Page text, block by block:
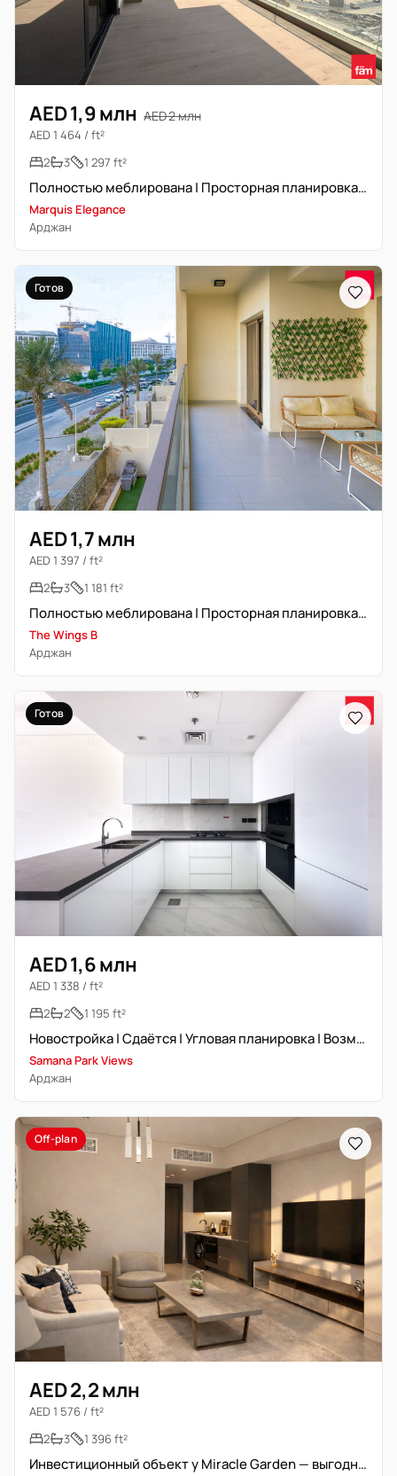
AED 1,9 млн AED 2 млн
AED 1 464 / ft²
2
3 1 297 ft²
Полностью меблирована | Просторная планировка | Подлинная перепродажа
Marquis Elegance
Арджан
Готов
AED 1,7 млн
AED 1 397 / ft²
2
3 1 181 ft²
Полностью меблирована | Просторная планировка | Премиальная локация
The Wings B
Арджан
Готов
AED 1,6 млн
AED 1 338 / ft²
2
2 1 195 ft²
Новостройка | Сдаётся | Угловая планировка | Возможен торг
Samana Park Views
Арджан
Off-plan
AED 2,2 млн
AED 1 576 / ft²
2
3 1 396 ft²
Инвестиционный объект у Miracle Garden — выгодное предложение